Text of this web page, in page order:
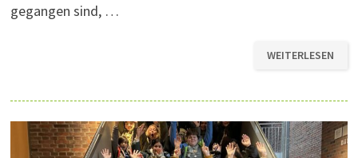
gegangen sind, …
AUF!
LK
Q1
ERFORSCHT
DIE
WEITERLESEN